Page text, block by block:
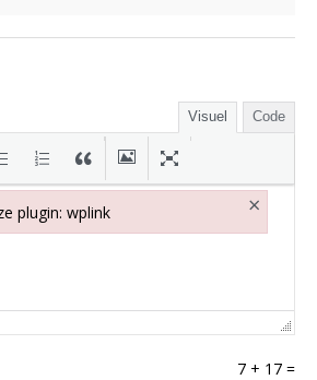
Visuel Code
7 + 17 =
plugin: wplink ×
plugin: wplink